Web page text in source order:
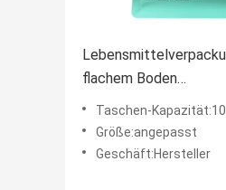
flachem Boden
Anpassungsfähigkeit
Taschen-Kapazität:10 g-2 kg
Größe:angepasst
Geschäft:Hersteller